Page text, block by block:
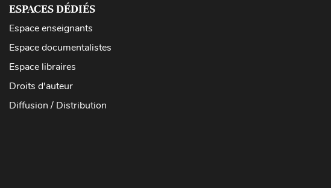
ESPACES DÉDIÉS
Espace enseignants
Espace documentalistes
Espace libraires
Droits d'auteur
Diffusion / Distribution